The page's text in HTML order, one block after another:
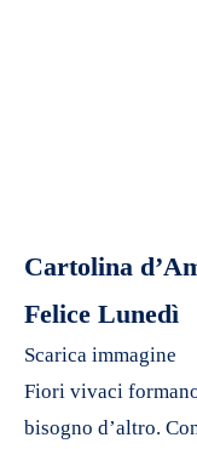
Cartolina
Felice Lunedì
Scarica immagine
Fiori vivaci
bisogno d’altro.